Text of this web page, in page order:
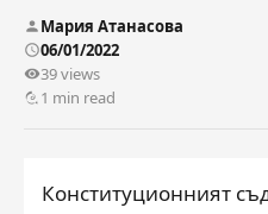
Мария Атанасова
06/01/2022
39 views
1 min read
Конституционният